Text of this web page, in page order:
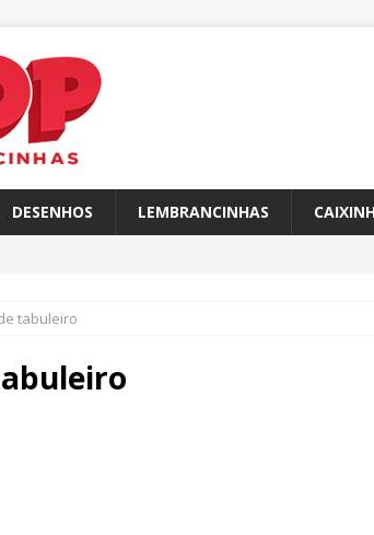
DESENHOS LEMBRANCINHAS
tabuleiro